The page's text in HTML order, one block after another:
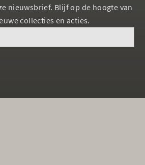
nieuwsbrief. Blijf op de hoogte van
collecties en acties.